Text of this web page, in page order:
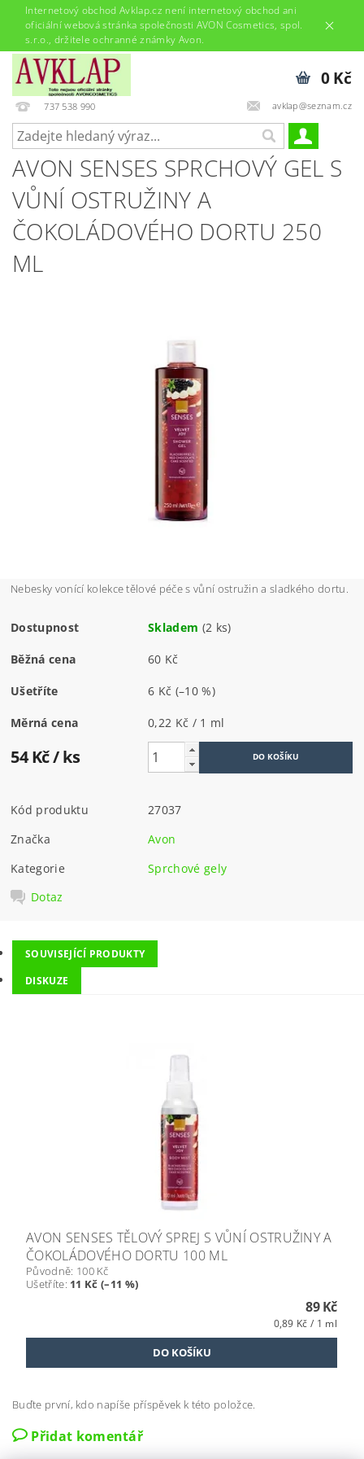
Internetový obchod Avklap.cz není internetový obchod ani
oficiální webová stránka společnosti AVON Cosmetics, spol.
s.r.o., držitele ochranné známky Avon.
737 538 990 avklap@seznam.cz
0 Kč
AVON SENSES SPRCHOVÝ GEL S
VŮNÍ OSTRUŽINY A
ČOKOLÁDOVÉHO DORTU 250
ML
Nebesky vonící kolekce tělové péče s vůní ostružin a sladkého dortu.
Dostupnost Skladem (2 ks)
Běžná cena 60 Kč
Ušetříte 6 Kč (–10 %)
Měrná cena 0,22 Kč / 1 ml
54 Kč/ ks
Kód produktu
27037
Značka
Avon
Kategorie
Sprchové gely
Dotaz
SOUVISEJÍCÍ PRODUKTY
DISKUZE
AVON SENSES TĚLOVÝ SPREJ S VŮNÍ OSTRUŽINY A
ČOKOLÁDOVÉHO DORTU 100 ML
Původně: 100 Kč
Ušetříte: 11 Kč (–11 %)
89 Kč
0,89 Kč / 1 ml
Buďte první, kdo napíše příspěvek k této položce.
Přidat komentář